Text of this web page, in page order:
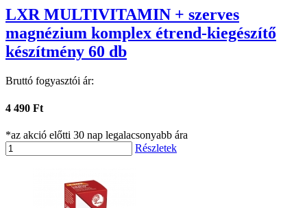
LXR MULTIVITAMIN + szerves
magnézium komplex étrend-kiegészítő
készítmény 60 db
Bruttó fogyasztói ár:
4 490 Ft
*az akció előtti 30 nap legalacsonyabb ára
Részletek